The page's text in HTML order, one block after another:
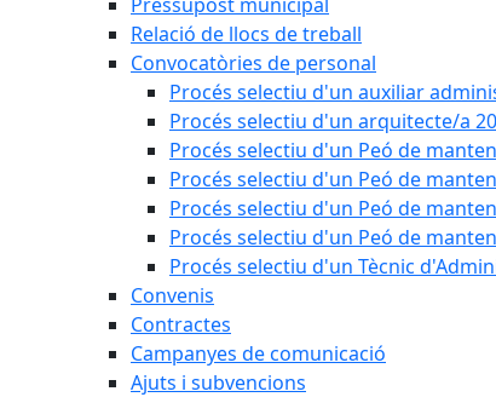
Relació de llocs de treball
Convocatòries de personal
Procés selectiu d'un auxiliar
Procés selectiu d'un arquitecte/a
Procés selectiu d'un Peó de
Procés selectiu d'un Peó de
Procés selectiu d'un Peó de
Procés selectiu d'un Peó de
Procés selectiu d'un Tècnic
Convenis
Contractes
Campanyes de comunicació
Ajuts i subvencions